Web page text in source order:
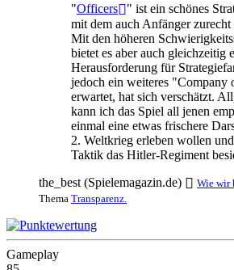
"Officers
" ist ein schönes
mit dem auch Anfänger zurecht
Mit den höheren
bietet es aber auch gleichzeitig
Herausforderung für
jedoch ein weiteres "Company
erwartet, hat sich verschätzt.
kann ich das Spiel all jenen
einmal eine etwas frischere
2. Weltkrieg erleben wollen
Taktik das Hitler-Regiment
the_best (Spielemagazin.de)
Wie wir
Thema Transparenz.
Gameplay